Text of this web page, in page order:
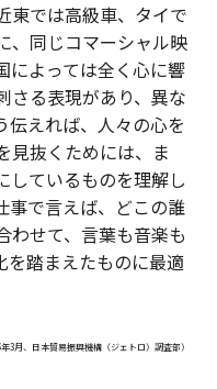
東では高級車、タイで
、同じコマーシャル映
によっては全く心に響
さる表現があり、異な
伝えれば、人々の心を
見抜くためには、ま
しているものを理解し
事で言えば、どこの誰
わせて、言葉も音楽も
を踏まえたものに最適
3月、日本貿易振興機構（ジェトロ）調査部）